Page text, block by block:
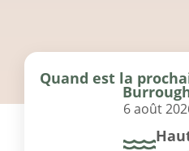
Quand est la
6 août